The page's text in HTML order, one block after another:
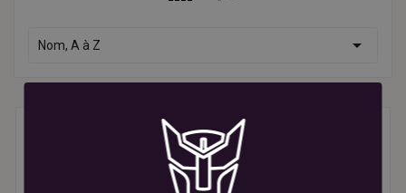
Nom, A à Z 